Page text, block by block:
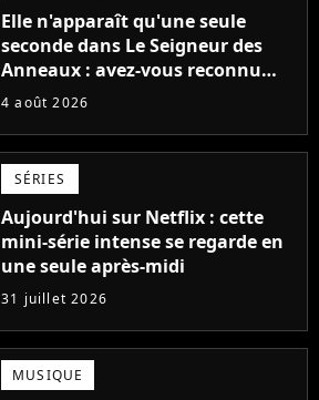
Elle n'apparaît qu'une seule
seconde dans Le Seigneur des
Anneaux : avez-vous reconnu
cette légende du cinéma dans la
4 août 2026
SÉRIES
Aujourd'hui sur Netflix : cette
mini-série intense se regarde en
une seule après-midi
31 juillet 2026
MUSIQUE